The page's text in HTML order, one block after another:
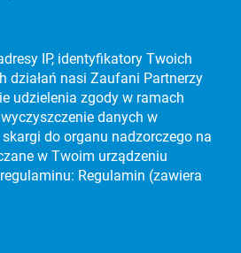
STUDIÓW
MATURALNY!
IP, identyfikatory Twoich
działań nasi Zaufani Partnerzy
udzielenia zgody w ramach
danych w
do organu nadzorczego na
w Twoim urządzeniu
Regulamin (zawiera